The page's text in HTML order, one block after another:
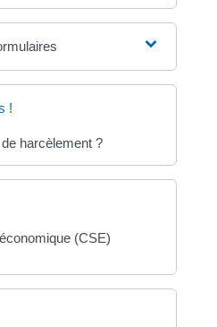
!
harcèlement ?
(CSE)